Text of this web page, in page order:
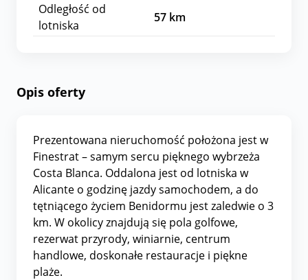
Odległość od
lotniska
57 km
Opis oferty
Prezentowana nieruchomość położona jest w
Finestrat – samym sercu pięknego wybrzeża
Costa Blanca. Oddalona jest od lotniska w
Alicante o godzinę jazdy samochodem, a do
tętniącego życiem Benidormu jest zaledwie o 3
km. W okolicy znajdują się pola golfowe,
rezerwat przyrody, winiarnie, centrum
handlowe, doskonałe restauracje i piękne
plaże.